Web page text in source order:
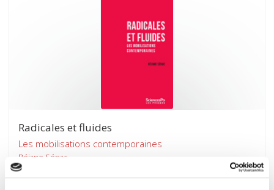
Radicales et fluides
Les mobilisations contemporaines
Réjane Sénac